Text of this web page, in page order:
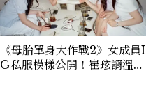
《母胎單身大作戰2》女成員I
G私服模樣公開！崔玹諝溫柔